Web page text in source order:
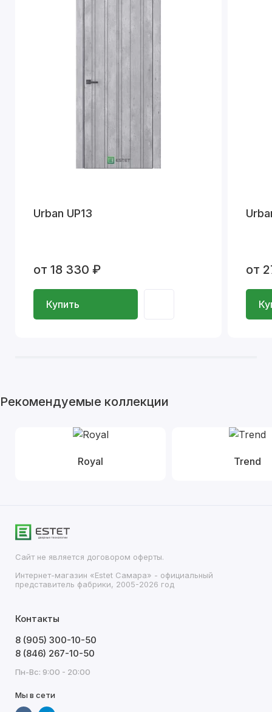
Urban UP13
от 18 330 ₽
Купить
от
Рекомендуемые коллекции
Royal Trend
Сайт не является договором оферты.
Интернет-магазин «Estet Самара» - официальный
представитель фабрики, 2005-2026 год
Контакты
8 (905) 300-10-50
8 (846) 267-10-50
Пн-Вс: 9:00 - 20:00
Мы в сети